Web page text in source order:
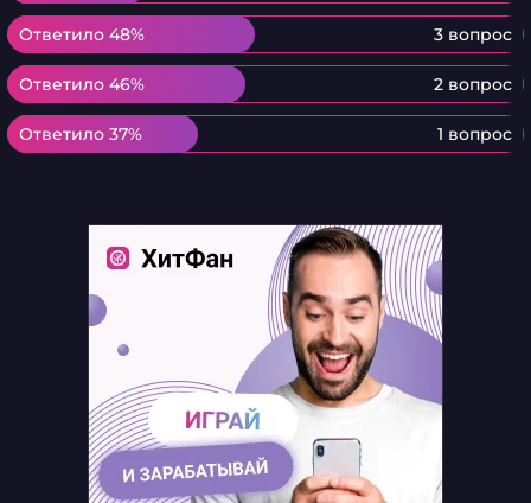
Ответило 48% 3 вопрос
Ответило 48%
Ответило 46% 2 вопрос
Ответило 46%
Ответило 37% 1 вопрос
Ответило 37%